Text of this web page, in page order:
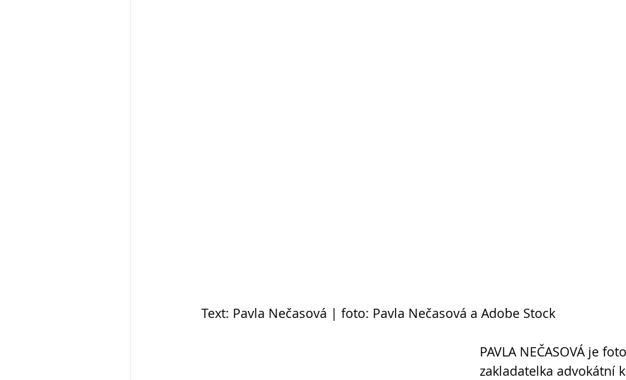
Text: Pavla Nečasová | foto: Pavla Nečasová a Adobe Stock
PAVLA NEČASOVÁ je
zakladatelka advokátní